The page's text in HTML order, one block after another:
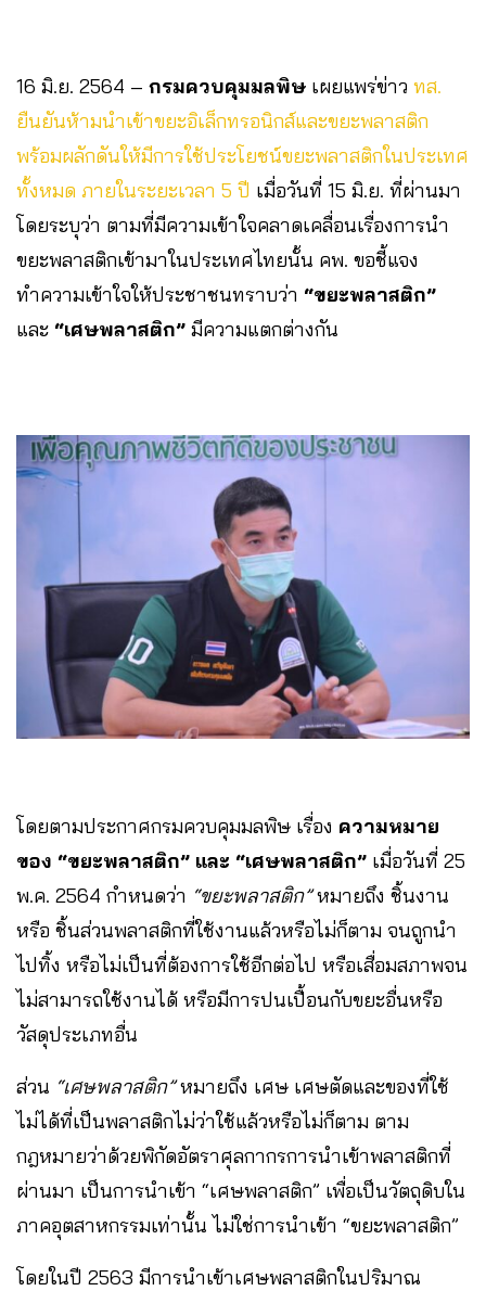
16 มิ.ย. 2564 – กรมควบคุมมลพิษ เผยแพร่ข่าว ทส.
ยืนยันห้ามนำเข้าขยะอิเล็กทรอนิกส์และขยะพลาสติก
พร้อมผลักดันให้มีการใช้ประโยชน์ขยะพลาสติกในประเทศ
ทั้งหมด ภายในระยะเวลา 5 ปี เมื่อวันที่ 15 มิ.ย. ที่ผ่านมา
โดยระบุว่า ตามที่มีความเข้าใจคลาดเคลื่อนเรื่องการนำ
ขยะพลาสติกเข้ามาในประเทศไทยนั้น คพ. ขอชี้แจง
ทำความเข้าใจให้ประชาชนทราบว่า “ขยะพลาสติก”
และ “เศษพลาสติก” มีความแตกต่างกัน
โดยตามประกาศกรมควบคุมมลพิษ เรื่อง ความหมาย
ของ “ขยะพลาสติก” และ “เศษพลาสติก” เมื่อวันที่ 25
พ.ค. 2564 กำหนดว่า “ขยะพลาสติก”หมายถึง ชิ้นงาน
หรือ ชิ้นส่วนพลาสติกที่ใช้งานแล้วหรือไม่ก็ตาม จนถูกนำ
ไปทิ้ง หรือไม่เป็นที่ต้องการใช้อีกต่อไป หรือเสื่อมสภาพจน
ไม่สามารถใช้งานได้ หรือมีการปนเปื้อนกับขยะอื่นหรือ
วัสดุประเภทอื่น
ส่วน “เศษพลาสติก”หมายถึง เศษ เศษตัดและของที่ใช้
ไม่ได้ที่เป็นพลาสติกไม่ว่าใช้แล้วหรือไม่ก็ตาม ตาม
กฎหมายว่าด้วยพิกัดอัตราศุลกากรการนำเข้าพลาสติกที่
ผ่านมา เป็นการนำเข้า “เศษพลาสติก” เพื่อเป็นวัตถุดิบใน
ภาคอุตสาหกรรมเท่านั้น ไม่ใช่การนำเข้า “ขยะพลาสติก”
โดยในปี 2563 มีการนำเข้าเศษพลาสติกในปริมาณ